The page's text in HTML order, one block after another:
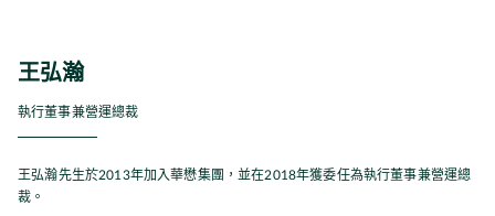
王弘瀚
執行董事兼營運總裁
王弘瀚先生於2013年加入華懋集團，並在2018年獲委任為執行董事兼營運總
裁。